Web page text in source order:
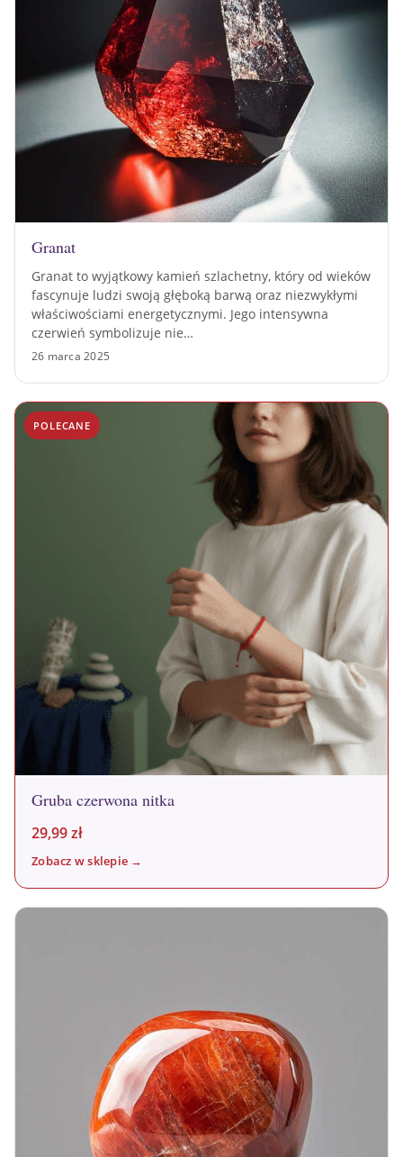
Granat
Granat to wyjątkowy kamień szlachetny, który od wieków
fascynuje ludzi swoją głęboką barwą oraz niezwykłymi
właściwościami energetycznymi. Jego intensywna
czerwień symbolizuje nie…
26 marca 2025
POLECANE
Gruba czerwona nitka
29,99zł
Zobacz w sklepie →